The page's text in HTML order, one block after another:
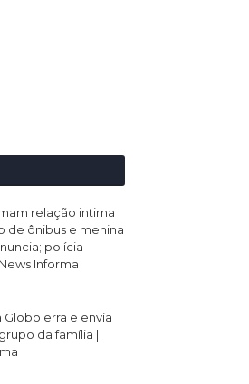
relação intima
de ônibus e menina
polícia
Informa
erra e envia
da família |